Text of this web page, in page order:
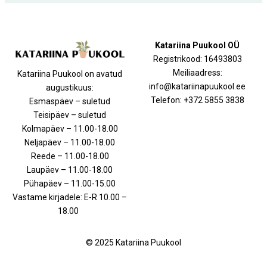
Katariina Puukool on avatud
augustikuus:
Esmaspäev – suletud
Teisipäev – suletud
Kolmapäev – 11.00-18.00
Neljapäev – 11.00-18.00
Reede – 11.00-18.00
Laupäev – 11.00-18.00
Pühapäev – 11.00-15.00
Vastame kirjadele: E-R 10.00 –
18.00
Katariina Puukool OÜ
Registrikood: 16493803
Meiliaadress:
info@katariinapuukool.ee
Telefon: +372 5855 3838
© 2025 Katariina Puukool